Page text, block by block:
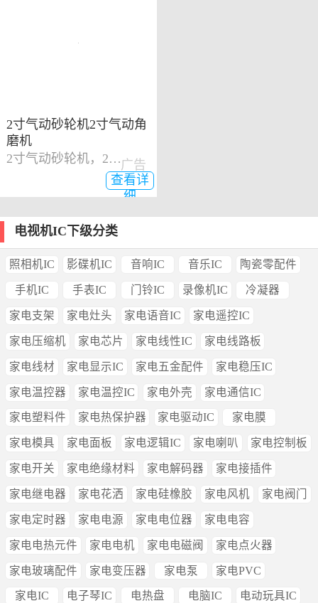
2寸气动砂轮机2寸气动角
磨机
2寸气动砂轮机，2寸气动角磨机
查看详
细
广告
电视机IC下级分类
照相机IC 影碟机IC 音响IC 音乐IC 陶瓷零配件
手机IC 手表IC 门铃IC 录像机IC 冷凝器
家电支架 家电灶头 家电语音IC 家电遥控IC
家电压缩机 家电芯片 家电线性IC 家电线路板
家电线材 家电显示IC 家电五金配件 家电稳压IC
家电温控器 家电温控IC 家电外壳 家电通信IC
家电塑料件 家电热保护器 家电驱动IC 家电膜
家电模具 家电面板 家电逻辑IC 家电喇叭 家电控制板
家电开关 家电绝缘材料 家电解码器 家电接插件
家电继电器 家电花洒 家电硅橡胶 家电风机 家电阀门
家电定时器 家电电源 家电电位器 家电电容
家电电热元件 家电电机 家电电磁阀 家电点火器
家电玻璃配件 家电变压器 家电泵 家电PVC
家电IC 电子琴IC 电热盘 电脑IC 电动玩具IC